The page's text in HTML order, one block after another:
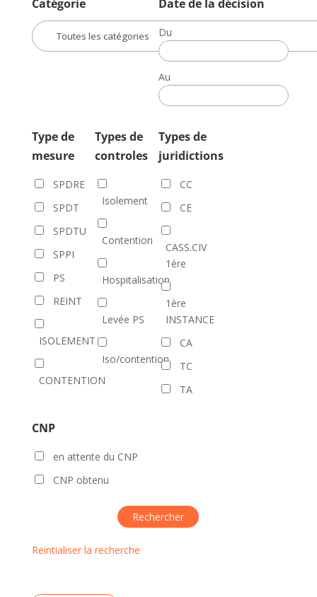
Catégorie Date de la décision
Du
Date
de
la
décision
Au
Date
de
décision
Type de
mesure
SPDRE
SPDT
SPDTU
SPPI
PS
REINT
ISOLEMENT
CONTENTION
Types de
controles
Isolement
Contention
Hospitalisation
Levée PS
Iso/contention
Types de
juridictions
CC
CE
CASS.CIV
1ère
1ère
INSTANCE
CA
TC
TA
CNP
en attente du CNP
CNP obtenu
Reintialiser la recherche